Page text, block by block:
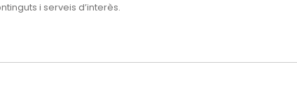
i serveis d’interès.